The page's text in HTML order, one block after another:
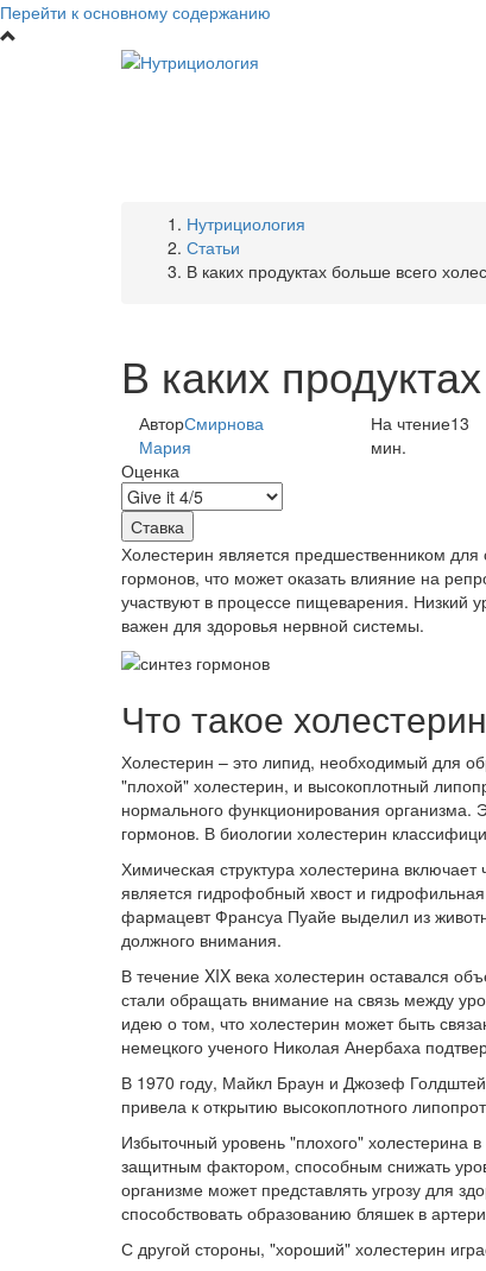
Перейти к основному содержанию
Нутрициология
Статьи
В каких продуктах больше всего
В каких
АвторСмирнова
Мария
На чтение13
мин.
Оценка
Холестерин является предшественником для
гормонов, что может оказать влияние на
участвуют в процессе пищеварения. Низкий
важен для здоровья нервной системы.
Что такое
Холестерин – это липид, необходимый для
"плохой" холестерин, и высокоплотный
нормального функционирования организма.
гормонов. В биологии холестерин
Химическая структура холестерина
является гидрофобный хвост и
фармацевт Франсуа Пуайе выделил из
должного внимания.
В течение XIX века холестерин оставался
стали обращать внимание на связь между
идею о том, что холестерин может быть
немецкого ученого Николая Анербаха
В 1970 году, Майкл Браун и Джозеф
привела к открытию высокоплотного
Избыточный уровень "плохого" холестерина
защитным фактором, способным снижать
организме может представлять угрозу для
способствовать образованию бляшек в
С другой стороны, "хороший" холестерин